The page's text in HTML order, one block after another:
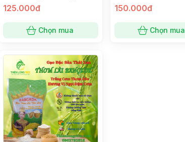
Loại 1 Thiên Long Rice
125.000đ
Chọn mua
Ngọt Cơm
150.000đ
Chọn mua